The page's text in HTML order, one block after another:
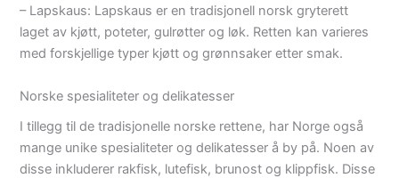
– Lapskaus: Lapskaus er en tradisjonell norsk gryterett
laget av kjøtt, poteter, gulrøtter og løk. Retten kan varieres
med forskjellige typer kjøtt og grønnsaker etter smak.
Norske spesialiteter og delikatesser
I tillegg til de tradisjonelle norske rettene, har Norge også
mange unike spesialiteter og delikatesser å by på. Noen av
disse inkluderer rakfisk, lutefisk, brunost og klippfisk. Disse